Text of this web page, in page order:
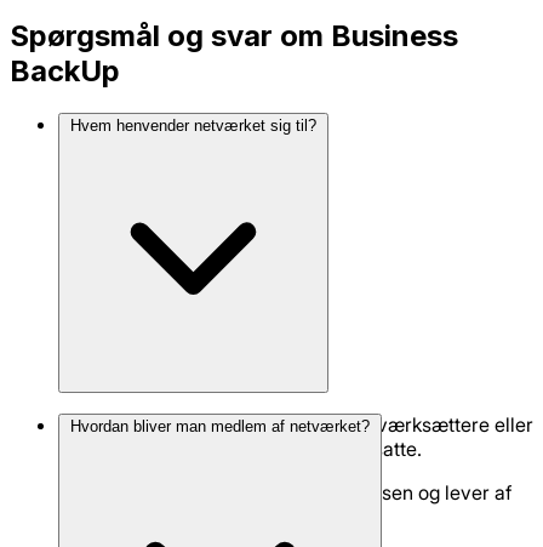
Spørgsmål og svar om Business
BackUp
Hvem henvender netværket sig til?
Soloselvstændige, etablerede iværksættere eller
små virksomheder med 1-3 ansatte.
Personer der er ovre opstartsfasen og lever af
Hvordan bliver man medlem af netværket?